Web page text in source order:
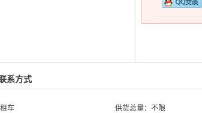
系方式
车
供货总量：不限